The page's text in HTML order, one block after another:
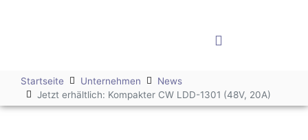
Startseite Unternehmen
News
Jetzt erhältlich: Kompakter CW LDD-1301 (48V, 20A)